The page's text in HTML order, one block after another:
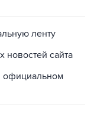
ленту
новостей сайта
официальном